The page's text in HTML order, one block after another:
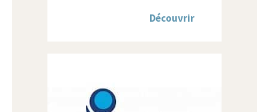
Découvrir